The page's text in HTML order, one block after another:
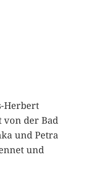
Herbert
von der Bad
und Petra
und